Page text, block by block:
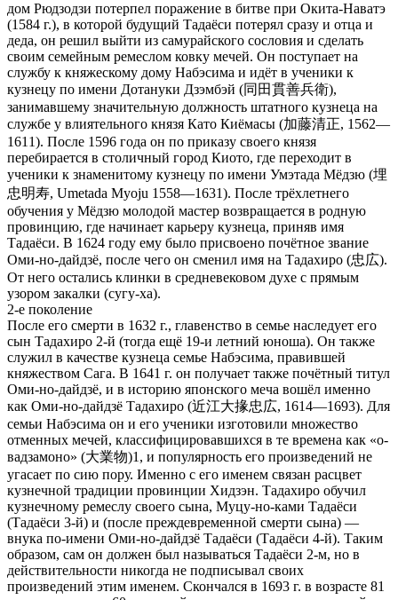
дом Рюдзодзи потерпел поражение в битве при Окита-Наватэ
(1584 г.), в которой будущий Тадаёси потерял сразу и отца и
деда, он решил выйти из самурайского сословия и сделать
своим семейным ремеслом ковку мечей. Он поступает на
службу к княжескому дому Набэсима и идёт в ученики к
кузнецу по имени Дотануки Дзэмбэй (同田貫善兵衛),
занимавшему значительную должность штатного кузнеца на
службе у влиятельного князя Като Киёмасы (加藤清正, 1562—
1611). После 1596 года он по приказу своего князя
перебирается в столичный город Киото, где переходит в
ученики к знаменитому кузнецу по имени Умэтада Мёдзю (埋
忠明寿, Umetada Myoju 1558—1631). После трёхлетнего
обучения у Мёдзю молодой мастер возвращается в родную
провинцию, где начинает карьеру кузнеца, приняв имя
Тадаёси. В 1624 году ему было присвоено почётное звание
Оми-но-дайдзё, после чего он сменил имя на Тадахиро (忠広).
От него остались клинки в средневековом духе с прямым
узором закалки (сугу-ха).
2-е поколение
После его смерти в 1632 г., главенство в семье наследует его
сын Тадахиро 2-й (тогда ещё 19-и летний юноша). Он также
служил в качестве кузнеца семье Набэсима, правившей
княжеством Сага. В 1641 г. он получает также почётный титул
Оми-но-дайдзё, и в историю японского меча вошёл именно
как Оми-но-дайдзё Тадахиро (近江大掾忠広, 1614—1693). Для
семьи Набэсима он и его ученики изготовили множество
отменных мечей, классифицировавшихся в те времена как «о-
вадзамоно» (大業物)1, и популярность его произведений не
угасает по сию пору. Именно с его именем связан расцвет
кузнечной традиции провинции Хидзэн. Тадахиро обучил
кузнечному ремеслу своего сына, Муцу-но-ками Тадаёси
(Тадаёси 3-й) и (после преждевременной смерти сына) —
внука по-имени Оми-но-дайдзё Тадаёси (Тадаёси 4-й). Таким
образом, сам он должен был называться Тадаёси 2-м, но в
действительности никогда не подписывал своих
произведений этим именем. Скончался в 1693 г. в возрасте 81